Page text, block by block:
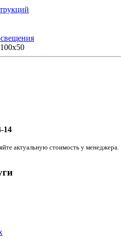
14
актуальную стоимость у менеджера.